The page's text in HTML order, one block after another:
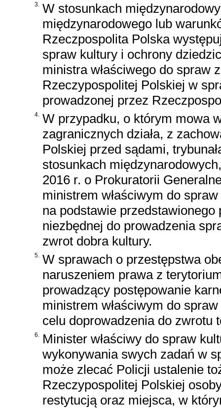
3. W stosunkach
międzynarodowego lub
Rzeczpospolita Polska
spraw kultury i ochrony
ministra właściwego do spraw
Rzeczypospolitej Polskiej w
prowadzonej przez
4. W przypadku, o którym mowa
zagranicznych działa, z
Polskiej przed sądami,
stosunkach
2016 r. o Prokuratorii
ministrem właściwym do
na podstawie
niezbędnej do prowadzenia
zwrot dobra kultury.
5. W sprawach o przestępstwa
naruszeniem prawa z
prowadzący postępowanie
ministrem właściwym do
celu doprowadzenia do zwrotu
6. Minister właściwy do spraw
wykonywania swych zadań w
może zlecać Policji ustalenie
Rzeczypospolitej Polskiej
restytucją oraz miejsca, w